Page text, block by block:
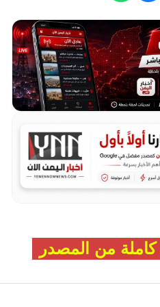
كاملة من المصدر